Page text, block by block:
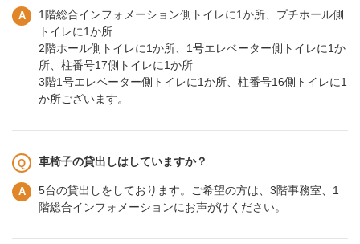
1階総合インフォメーション側トイレに1か所、プチホール側
トイレに1か所
2階ホール側トイレに1か所、1号エレベーター側トイレに1か
所、柱番号17側トイレに1か所
3階1号エレベーター側トイレに1か所、柱番号16側トイレに1
か所ございます。
車椅子の貸出しはしていますか？
5台の貸出しをしております。ご希望の方は、3階事務室、1
階総合インフォメーションにお声がけください。